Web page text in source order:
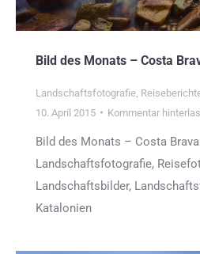
Bild des Monats – Costa
Landschaftsfotografie
10. April 2015
Kommentar
Bild des Monats – Costa
Landschaftsfotografie,
Landschaftsbilder,
Katalonien